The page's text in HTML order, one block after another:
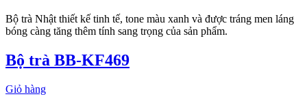
Bộ trà Nhật thiết kế tinh tế, tone màu xanh và được tráng men láng
bóng càng tăng thêm tính sang trọng của sản phẩm.
Bộ trà BB-KF469
Giỏ hàng